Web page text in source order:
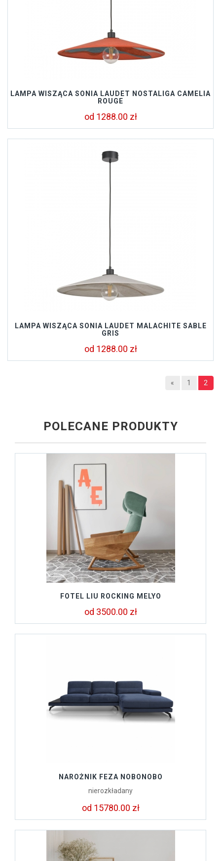
LAMPA WISZĄCA SONIA LAUDET NOSTALIGA CAMELIA
ROUGE
od 1288.00 zł
LAMPA WISZĄCA SONIA LAUDET MALACHITE SABLE
GRIS
od 1288.00 zł
« 1 2
POLECANE PRODUKTY
FOTEL LIU ROCKING MELYO
od 3500.00 zł
NAROŻNIK FEZA NOBONOBO
nierozkładany
od 15780.00 zł